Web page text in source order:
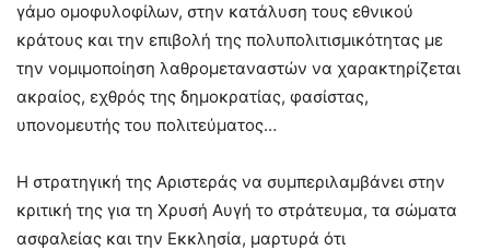
γάμο ομοφυλοφίλων, στην κατάλυση τους εθνικού
κράτους και την επιβολή της πολυπολιτισμικότητας με
την νομιμοποίηση λαθρομεταναστών να χαρακτηρίζεται
ακραίος, εχθρός της δημοκρατίας, φασίστας,
υπονομευτής του πολιτεύματος…
Η στρατηγική της Αριστεράς να συμπεριλαμβάνει στην
κριτική της για τη Χρυσή Αυγή το στράτευμα, τα σώματα
ασφαλείας και την Εκκλησία, μαρτυρά ότι